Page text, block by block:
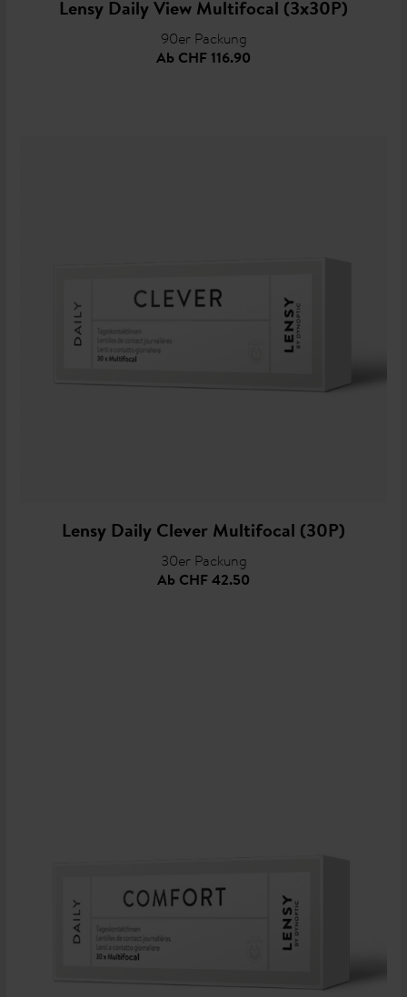
Lensy Daily View Multifocal (3x30P)
90er Packung
Ab CHF 116.90
Lensy Daily Clever Multifocal (30P)
30er Packung
Ab CHF 42.50